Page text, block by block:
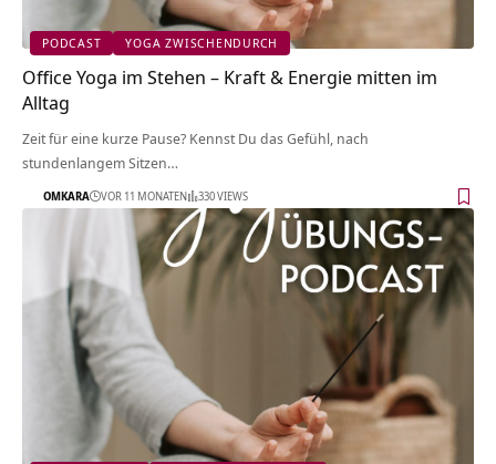
PODCAST YOGA ZWISCHENDURCH
Office Yoga im Stehen – Kraft & Energie mitten im
Alltag
Zeit für eine kurze Pause? Kennst Du das Gefühl, nach
stundenlangem Sitzen…
OMKARA VOR 11 MONATEN 330 VIEWS